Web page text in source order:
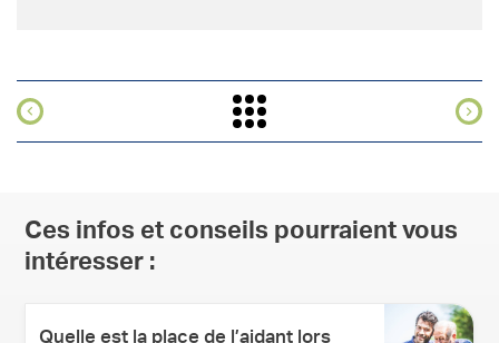
Ces infos et conseils pourraient vous
intéresser :
Quelle est la place de l’aidant lors